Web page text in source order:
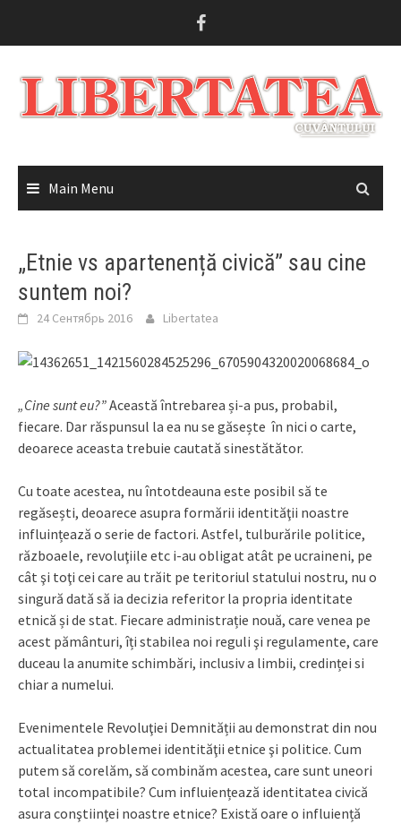
Main Menu
„Etnie vs apartenență civică” sau cine
suntem noi?
24 Сентябрь 2016 Libertatea
„Cine sunt eu?”Această întrebarea și-a pus, probabil,
fiecare. Dar răspunsul la ea nu se găsește în nici o carte,
deoarece aceasta trebuie cautată sinestătător.
Cu toate acestea, nu întotdeauna este posibil să te
regăsești, deoarece asupra formării identităţii noastre
influințează o serie de factori. Astfel, tulburările politice,
războaele, revoluţiile etc i-au obligat atât pe ucraineni, pe
cât şi toţi cei care au trăit pe teritoriul statului nostru, nu o
singură dată să ia decizia referitor la propria identitate
etnică și de stat. Fiecare administrație nouă, care venea pe
acest pământuri, îți stabilea noi reguli şi regulamente, care
duceau la anumite schimbări, inclusiv a limbii, credinței si
chiar a numelui.
Evenimentele Revoluţiei Demnității au demonstrat din nou
actualitatea problemei identităţii etnice şi politice. Cum
putem să corelăm, să combinăm acestea, care sunt uneori
total incompatibile? Cum influiențează identitatea civică
asura conştiinţei noastre etnice? Există oare o influiență